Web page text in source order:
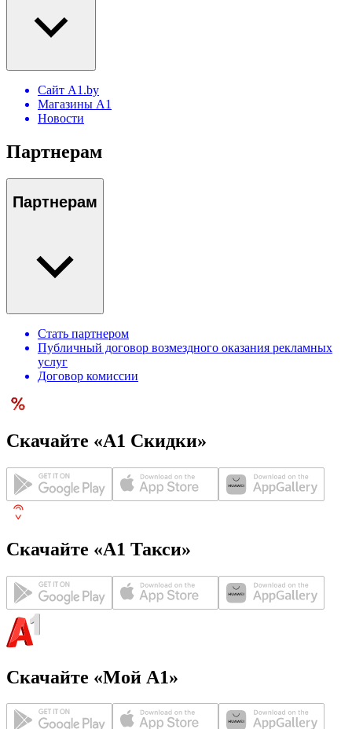
Сайт A1.by
Магазины А1
Новости
Партнерам
Партнерам
Стать партнером
Публичный договор возмездного оказания рекламных
услуг
Договор комиссии
Скачайте «А1 Скидки»
Скачайте «А1 Такси»
Скачайте «Мой А1»